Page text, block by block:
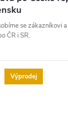
se zákazníkovi
ČR i SR.
Výprodej